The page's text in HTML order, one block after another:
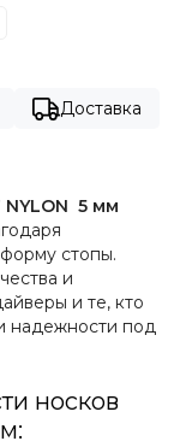
Доставка
5 мм
стопы.
и
и те, кто
надежности под
носков